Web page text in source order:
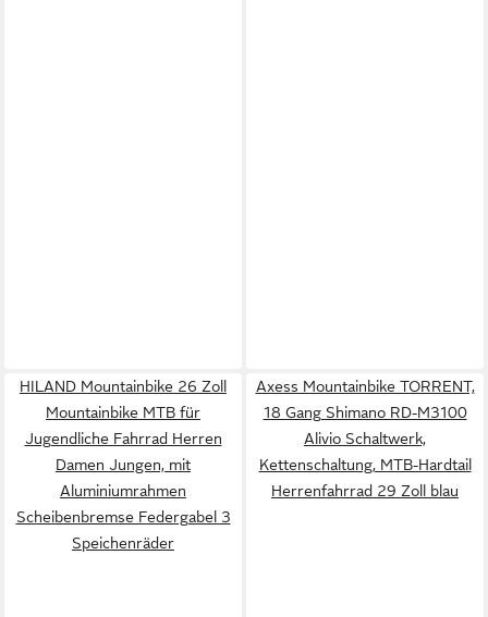
HILAND Mountainbike 26 Zoll
Mountainbike MTB für
Jugendliche Fahrrad Herren
Damen Jungen, mit
Aluminiumrahmen
Scheibenbremse Federgabel 3
Speichenräder
Axess Mountainbike TORRENT,
18 Gang Shimano RD-M3100
Alivio Schaltwerk,
Kettenschaltung, MTB-Hardtail
Herrenfahrrad 29 Zoll blau